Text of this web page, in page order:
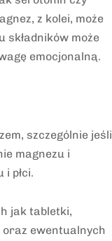
z kolei, może
składników może
emocjonalną.
szczególnie jeśli
magnezu i
płci.
jak tabletki,
oraz ewentualnych